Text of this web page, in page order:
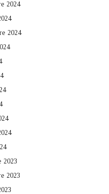
2024
2024
2023
2023